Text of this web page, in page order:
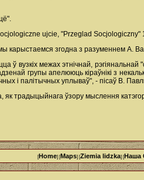
ujcie, "Przeglad Socjologiczny"
карыстаемся згодна з разуменнем А.
вузкіх межах этнічнай, рэгіянальнай
групы апелююць кіраўнікі з
і палітычных уплываў", - пісаў В.
традыцыйнага ўзору мыслення
[Home] [Maps] [Ziemia lidzka] [Наша